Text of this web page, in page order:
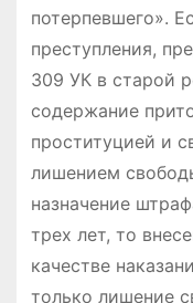
потерпевшего».
преступления,
309 УК в старой
содержание
проституцией и
лишением
назначение
трех лет, то
качестве
только лишение